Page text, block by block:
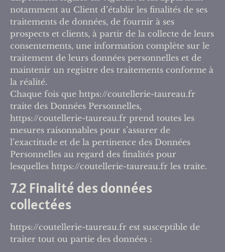
notamment au Client d’établir les finalités de ses
traitements de données, de fournir à ses
prospects et clients, à partir de la collecte de leurs
consentements, une information complète sur le
traitement de leurs données personnelles et de
maintenir un registre des traitements conforme à
la réalité.
Chaque fois que https://coutellerie-taureau.fr
traite des Données Personnelles,
https://coutellerie-taureau.fr prend toutes les
mesures raisonnables pour s’assurer de
l’exactitude et de la pertinence des Données
Personnelles au regard des finalités pour
lesquelles https://coutellerie-taureau.fr les traite.
7.2 Finalité des données
collectées
https://coutellerie-taureau.fr est susceptible de
traiter tout ou partie des données :